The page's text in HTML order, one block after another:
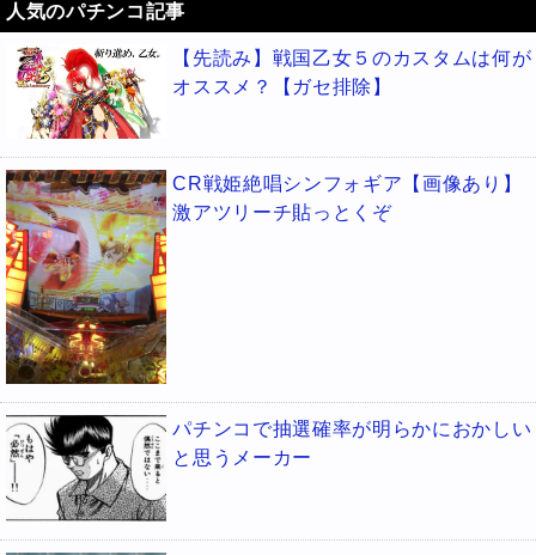
人気のパチンコ記事
【先読み】戦国乙女５のカスタムは何が
オススメ？【ガセ排除】
CR戦姫絶唱シンフォギア【画像あり】
激アツリーチ貼っとくぞ
パチンコで抽選確率が明らかにおかしい
と思うメーカー